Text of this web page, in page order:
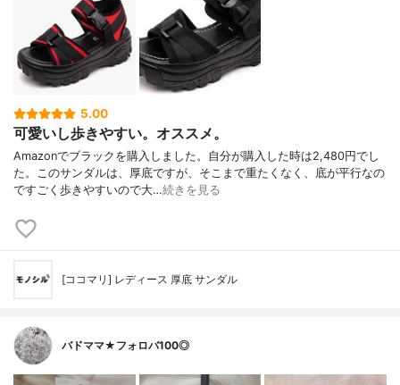
5.00
可愛いし歩きやすい。オススメ。
Amazonでブラックを購入しました。自分が購入した時は2,480円でし
た。このサンダルは、厚底ですが、そこまで重たくなく、底が平行なの
ですごく歩きやすいので大…続きを見る
[ココマリ] レディース 厚底 サンダル
バドママ★フォロバ100◎